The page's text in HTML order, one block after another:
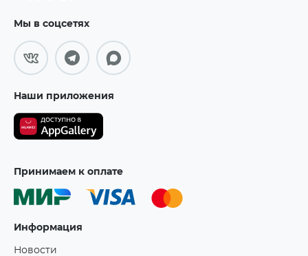
Мы в соцсетях
Наши приложения
Принимаем к оплате
Информация
Новости